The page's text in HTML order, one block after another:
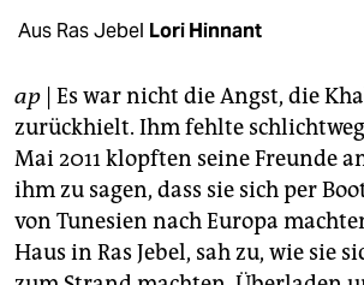
unterstützen
abo
genossenschaft
epaper login
Aus Ras Jebel Lori Hinnant
ap | Es war nicht die Angst, die
zurückhielt. Ihm fehlte
Mai 2011 klopften seine Freunde
ihm zu sagen, dass sie sich per
von Tunesien nach Europa
Haus in Ras Jebel, sah zu, wie sie